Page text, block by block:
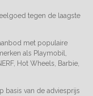
tegen de laagste
met populaire
als Playmobil,
Hot Wheels, Barbie,
basis van de adviesprijs